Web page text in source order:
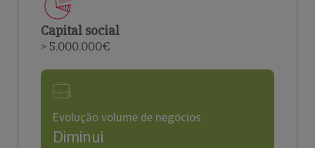
Capital social
> 5.000.000€
Evolução volume de negócios
Diminui